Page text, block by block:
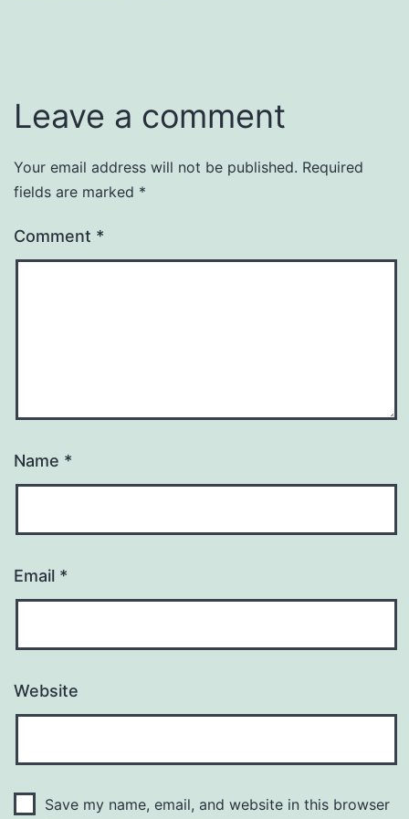
Leave a comment
Your email address will not be published. Required
fields are marked *
Comment *
Name *
Email *
Website
Save my name, email, and website in this browser